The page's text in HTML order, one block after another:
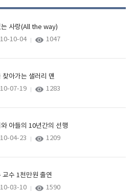
는 사랑(All the way)
10-04
1047
찾아가는 샐러리 맨
07-19
1283
아들의 10년간의 선행
04-23
1209
교수 1천만원 출연
03-10
1590